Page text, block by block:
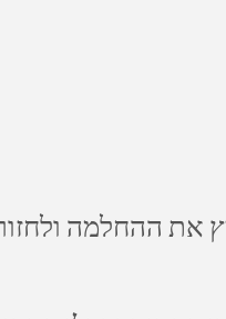
את ההחלמה